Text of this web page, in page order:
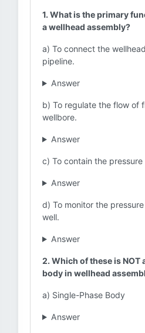
1. What is the primary
a wellhead assembly?
a) To connect the
pipeline.
Answer
b) To regulate the flow of
wellbore.
Answer
c) To contain the
Answer
d) To monitor the
well.
Answer
2. Which of these is NOT
body in wellhead
a) Single-Phase Body
Answer